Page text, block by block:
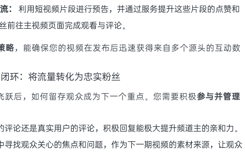
：
利用短视频片段进行预告，并通过服务提升这些片段的点赞和
前往主视频页面完成观看与评论。
略，能确保您的视频在发布后迅速获得来自多个源头的互动数
环：将流量转化为忠实粉丝
跃后，如何留存观众成为下一个重点。您需要积极参与并管理
评论还是真实用户的评论，积极回复能极大提升频道主的亲和力。
寻找观众关心的焦点和问题，作为下一期视频的素材来源，让观众